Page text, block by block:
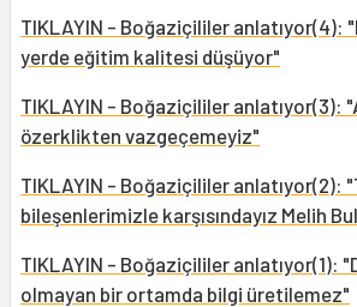
TIKLAYIN - Boğaziçililer anlatıyor(4):
yerde eğitim kalitesi düşüyor"
TIKLAYIN - Boğaziçililer anlatıyor(3):
özerklikten vazgeçemeyiz"
TIKLAYIN - Boğaziçililer anlatıyor(2):
bileşenlerimizle karşısındayız Melih
TIKLAYIN - Boğaziçililer anlatıyor(1):
olmayan bir ortamda bilgi üretilemez"